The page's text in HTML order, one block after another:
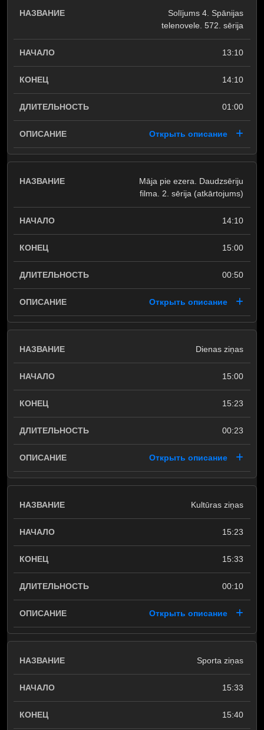
Solījums 4. Spānijas
telenovele. 572. sērija
13:10
14:10
01:00
Открыть описание
Māja pie ezera. Daudzsēriju
filma. 2. sērija (atkārtojums)
14:10
15:00
00:50
Открыть описание
Dienas ziņas
15:00
15:23
00:23
Открыть описание
Kultūras ziņas
15:23
15:33
00:10
Открыть описание
Sporta ziņas
15:33
15:40